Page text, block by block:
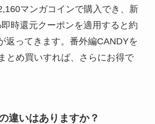
マンガコインで購入でき、新
時還元クーポンを適用すると約
返ってきます。番外編CANDYを
とめ買いすれば、さらにお得で
違いはありますか？